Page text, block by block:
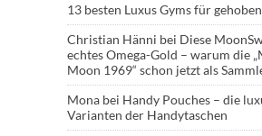
13 besten Luxus Gyms für
Christian Hänni bei Diese
echtes Omega-Gold – warum die
Moon 1969“ schon jetzt als
Mona bei Handy Pouches – die
Varianten der Handytaschen